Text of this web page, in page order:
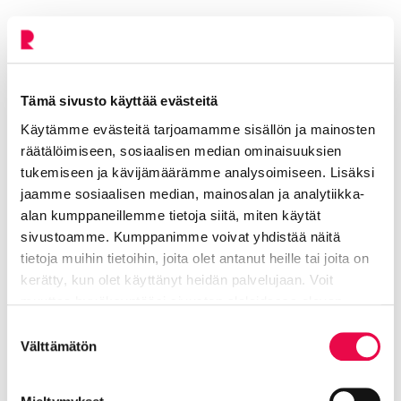
Tämä sivusto käyttää evästeitä
Käytämme evästeitä tarjoamamme sisällön ja mainosten
räätälöimiseen, sosiaalisen median ominaisuuksien
tukemiseen ja kävijämäärämme analysoimiseen. Lisäksi
jaamme sosiaalisen median, mainosalan ja analytiikka-
alan kumppaneillemme tietoja siitä, miten käytät
sivustoamme. Kumppanimme voivat yhdistää näitä
tietoja muihin tietoihin, joita olet antanut heille tai joita on
kerätty, kun olet käyttänyt heidän palvelujaan. Voit
valinta
Välttämätön
Lue myös
Kaupungin Kadut-verkkosivu
Uutinen 27.6.2023: Hämeenaukion uudistus etenee,
aukion maisemasuunnitelma nähtävillä
Lisätiedot
Sundman Päivi
Tekninen toimiala